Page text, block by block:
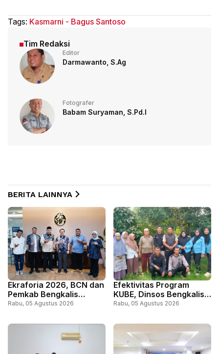
Tags: Kasmarni - Bagus Santoso
Tim Redaksi
Editor
Darmawanto, S.Ag
Fotografer
Babam Suryaman, S.Pd.I
BERITA LAINNYA
Ekraforia 2026, BCN dan
Pemkab Bengkalis
Gandeng Kemenko PM
Rabu, 05 Agustus 2026
Efektivitas Program
KUBE, Dinsos Bengkalis
Perkuat Pemberdayaan
Miskin
Rabu, 05 Agustus 2026